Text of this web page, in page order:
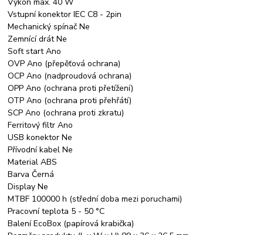
Výkon max. 40 W
Vstupní konektor IEC C8 - 2pin
Mechanický spínač Ne
Zemnící drát Ne
Soft start Ano
OVP Ano (přepěťová ochrana)
OCP Ano (nadproudová ochrana)
OPP Ano (ochrana proti přetížení)
OTP Ano (ochrana proti přehřátí)
SCP Ano (ochrana proti zkratu)
Ferritový filtr Ano
USB konektor Ne
Přívodní kabel Ne
Material ABS
Barva Černá
Display Ne
MTBF 100000 h (střední doba mezi poruchami)
Pracovní teplota 5 - 50 °C
Balení EcoBox (papírová krabička)